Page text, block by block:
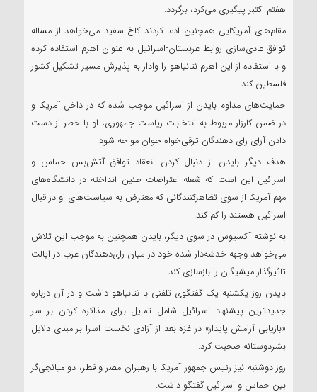
هفتم اکتبر پیگیری می‌کرد، برگردد.
مقام‌های آمریکایی همچنین ادعا کردند کاخ سفید می‌خواهد از مساله
توافق عادی‌سازی روابط عربستان-اسرائیل به عنوان اهرم استفاده کرده
و با استفاده از این اهرم نتانیاهو را وادار به پذیرش مسیر تشکیل کشور
فلسطین کند.
حمایت‌های مداوم بایدن از اسرائیل موجب شده که در داخل آمریکا و
در ضمن کارزار مربوط به انتخابات ریاست جمهوری، او با خطر از دست
دادن آرای رای دهندگان ترقی‌خواه جوان مواجه شود.
هدف دیگر بایدن از دنبال کردن انعقاد توافق آتش‌بس حماس و
اسرائیل این است که شعله اعتراضات طنین انداخته در دانشگاه‌های
مهم آمریکا از سوی تظاهرکنندگانی که معترض به سیاست‌های او در قبال
اسرائیل هستند را کم کند.
به نوشته آکسیوس در سوی دیگر، بایدن همچنین به موجب این تلاش
می‌خواهد وجهه خدشه‌دار شده خود در میان رای‌دهندگان عرب در ایالت
تاثیرگذار میشیگان را بازسازی کند.
بایدن روز یکشنبه یک گفتگوی تلفنی با نتانیاهو داشت و در آن درباره
جدیدترین پیشنهاد اسرائیل شامل تمایل برای مذاکره کردن بر سر
«بازیابی آرامش پایدار» در غزه بعد از آزادی نخست اسرا بر مبنای دلایل
بشردوستانه صحبت کرد.
روز دوشنبه نیز رئیس جمهور آمریکا با رهبران مصر و قطر، دو میانجی‌گر
بین حماس و اسرائیل گفتگو داشت.